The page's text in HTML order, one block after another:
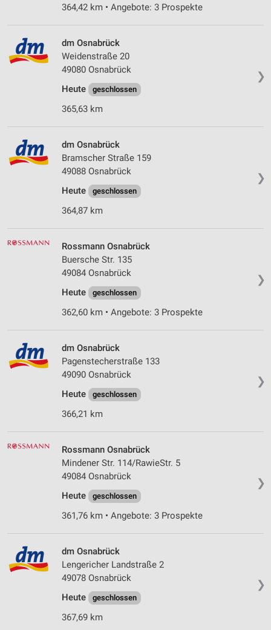
364,42 km • Angebote: 3 Prospekte
❯
dm Osnabrück
Weidenstraße 20
49080 Osnabrück
Heute
geschlossen
365,63 km
❯
dm Osnabrück
Bramscher Straße 159
49088 Osnabrück
Heute
geschlossen
364,87 km
❯
Rossmann Osnabrück
Buersche Str. 135
49084 Osnabrück
Heute
geschlossen
362,60 km • Angebote: 3 Prospekte
❯
dm Osnabrück
Pagenstecherstraße 133
49090 Osnabrück
Heute
geschlossen
366,21 km
❯
Rossmann Osnabrück
Mindener Str. 114/RawieStr. 5
49084 Osnabrück
Heute
geschlossen
361,76 km • Angebote: 3 Prospekte
❯
dm Osnabrück
Lengericher Landstraße 2
49078 Osnabrück
Heute
geschlossen
367,69 km